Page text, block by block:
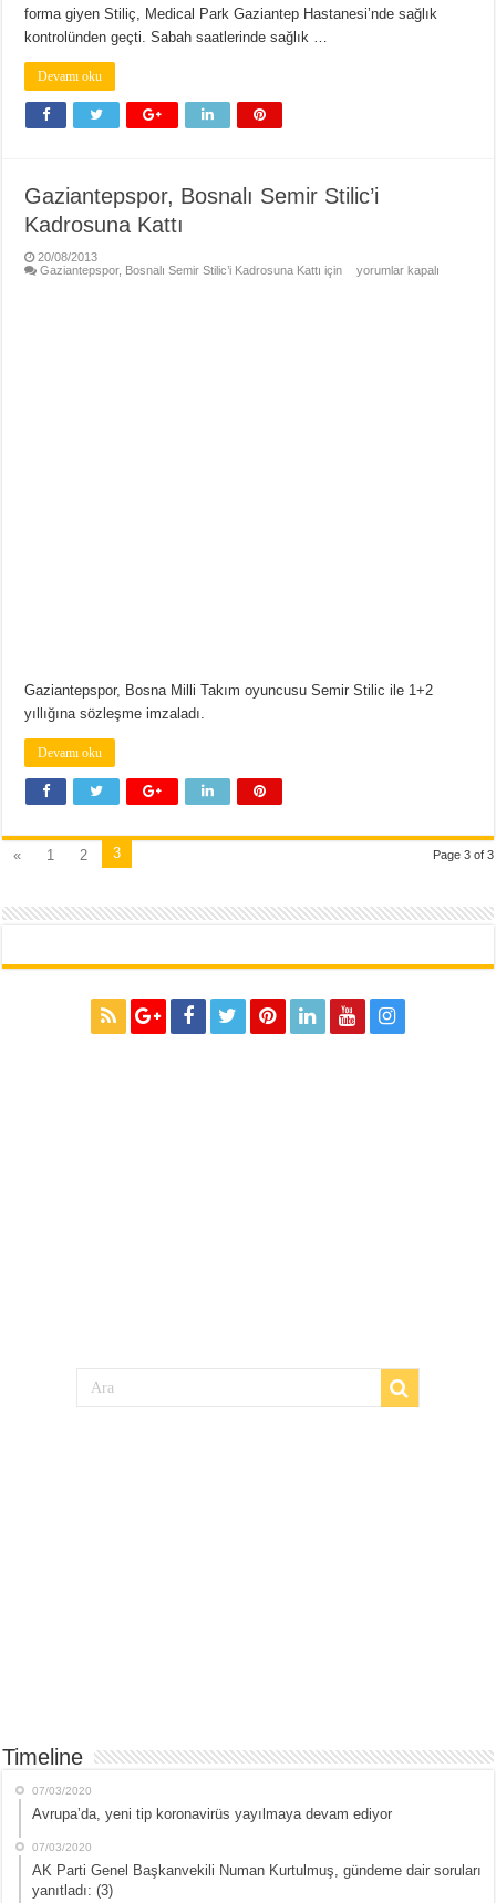
forma giyen Stiliç, Medical Park Gaziantep Hastanesi’nde sağlık
kontrolünden geçti. Sabah saatlerinde sağlık …
Devamı oku
Gaziantepspor, Bosnalı Semir Stilic’i
Kadrosuna Kattı
20/08/2013
Gaziantepspor, Bosnalı Semir Stilic’i Kadrosuna Kattı için
yorumlar kapalı
Gaziantepspor, Bosna Milli Takım oyuncusu Semir Stilic ile 1+2
yıllığına sözleşme imzaladı.
Devamı oku
Page 3 of 3
« 1 2 3
Timeline
07/03/2020
Avrupa’da, yeni tip koronavirüs yayılmaya devam ediyor
07/03/2020
AK Parti Genel Başkanvekili Numan Kurtulmuş, gündeme dair soruları
yanıtladı: (3)